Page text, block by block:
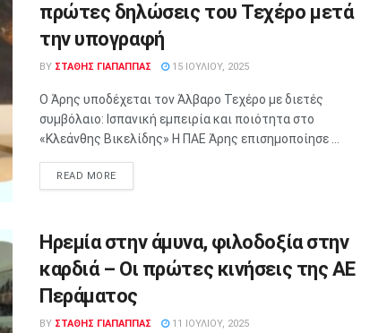
πρώτες δηλώσεις του Τεχέρο μετά
την υπογραφή
BY ΣΤΑΘΗΣ ΓΊΑΠΑΠΠΑΣ 15 ΙΟΥΛΊΟΥ, 2025
Ο Άρης υποδέχεται τον Άλβαρο Τεχέρο με διετές
συμβόλαιο: Ισπανική εμπειρία και ποιότητα στο
«Κλεάνθης Βικελίδης» Η ΠΑΕ Άρης επισημοποίησε ...
READ MORE
Ηρεμία στην άμυνα, φιλοδοξία στην
καρδιά – Οι πρώτες κινήσεις της ΑΕ
Περάματος
BY ΣΤΑΘΗΣ ΓΊΑΠΑΠΠΑΣ 11 ΙΟΥΛΊΟΥ, 2025